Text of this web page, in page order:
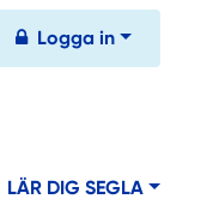
Logga in
LÄR DIG SEGLA